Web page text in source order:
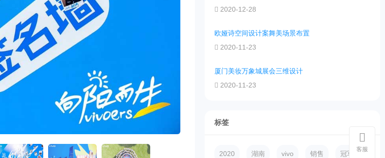
2020-12-28
欧娅诗空间设计案舞美场景布置
2020-11-23
厦门美妆万象城展会三维设计
2020-11-23
标签
2020 湖南 vivo 销售 冠军
客服